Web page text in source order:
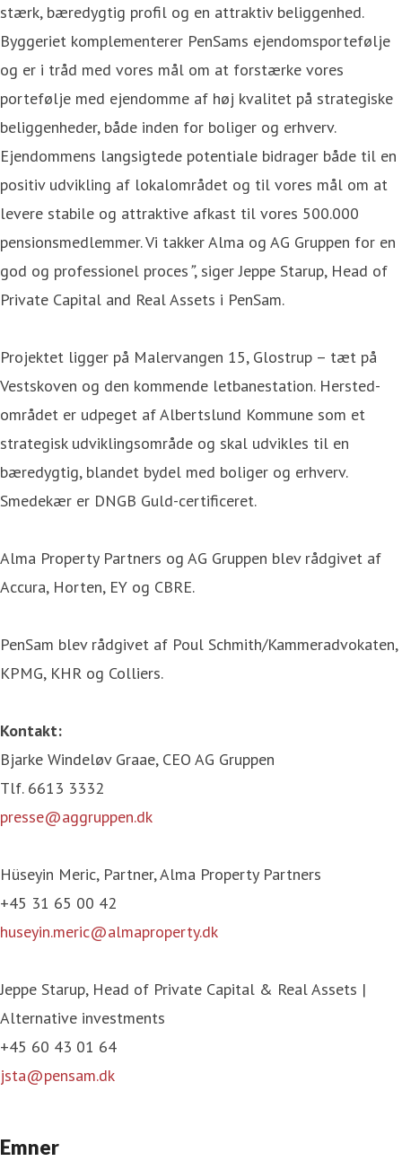
stærk, bæredygtig profil og en attraktiv beliggenhed.
Byggeriet komplementerer PenSams ejendomsportefølje
og er i tråd med vores mål om at forstærke vores
portefølje med ejendomme af høj kvalitet på strategiske
beliggenheder, både inden for boliger og erhverv.
Ejendommens langsigtede potentiale bidrager både til en
positiv udvikling af lokalområdet og til vores mål om at
levere stabile og attraktive afkast til vores 500.000
pensionsmedlemmer. Vi takker Alma og AG Gruppen for en
god og professionel proces”, siger Jeppe Starup, Head of
Private Capital and Real Assets i PenSam.
Projektet ligger på Malervangen 15, Glostrup – tæt på
Vestskoven og den kommende letbanestation. Hersted-
området er udpeget af Albertslund Kommune som et
strategisk udviklingsområde og skal udvikles til en
bæredygtig, blandet bydel med boliger og erhverv.
Smedekær er DNGB Guld-certificeret.
Alma Property Partners og AG Gruppen blev rådgivet af
Accura, Horten, EY og CBRE.
PenSam blev rådgivet af Poul Schmith/Kammeradvokaten,
KPMG, KHR og Colliers.
Kontakt:
Bjarke Windeløv Graae, CEO AG Gruppen
Tlf. 6613 3332
presse@aggruppen.dk
Hüseyin Meric, Partner, Alma Property Partners
+45 31 65 00 42
huseyin.meric@almaproperty.dk
Jeppe Starup, Head of Private Capital & Real Assets |
Alternative investments
+45 60 43 01 64
jsta@pensam.dk
Emner